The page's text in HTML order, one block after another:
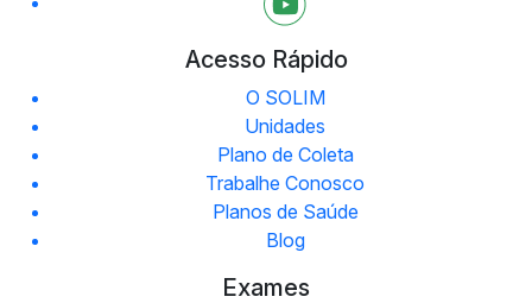
Acesso Rápido
O SOLIM
Unidades
Plano de Coleta
Trabalhe Conosco
Planos de Saúde
Blog
Exames